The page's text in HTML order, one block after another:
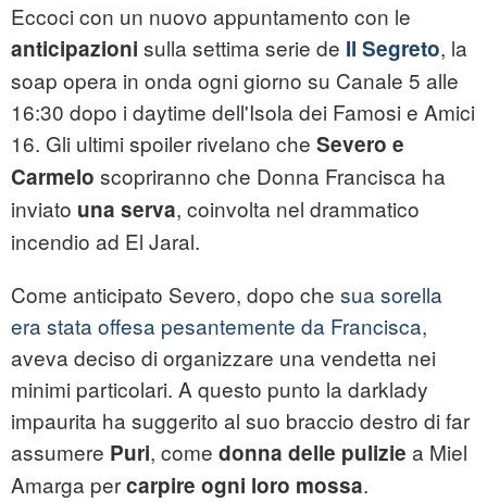
Eccoci con un nuovo appuntamento con le
anticipazioni sulla settima serie de Il Segreto, la
soap opera in onda ogni giorno su Canale 5 alle
16:30 dopo i daytime dell'Isola dei Famosi e Amici
16. Gli ultimi spoiler rivelano che Severo e
Carmelo scopriranno che Donna Francisca ha
inviato una serva, coinvolta nel drammatico
incendio ad El Jaral.
Come anticipato Severo, dopo che sua sorella
era stata offesa pesantemente da Francisca,
aveva deciso di organizzare una vendetta nei
minimi particolari. A questo punto la darklady
impaurita ha suggerito al suo braccio destro di far
assumere Puri, come donna delle pulizie a Miel
Amarga percarpire ogni loro mossa.